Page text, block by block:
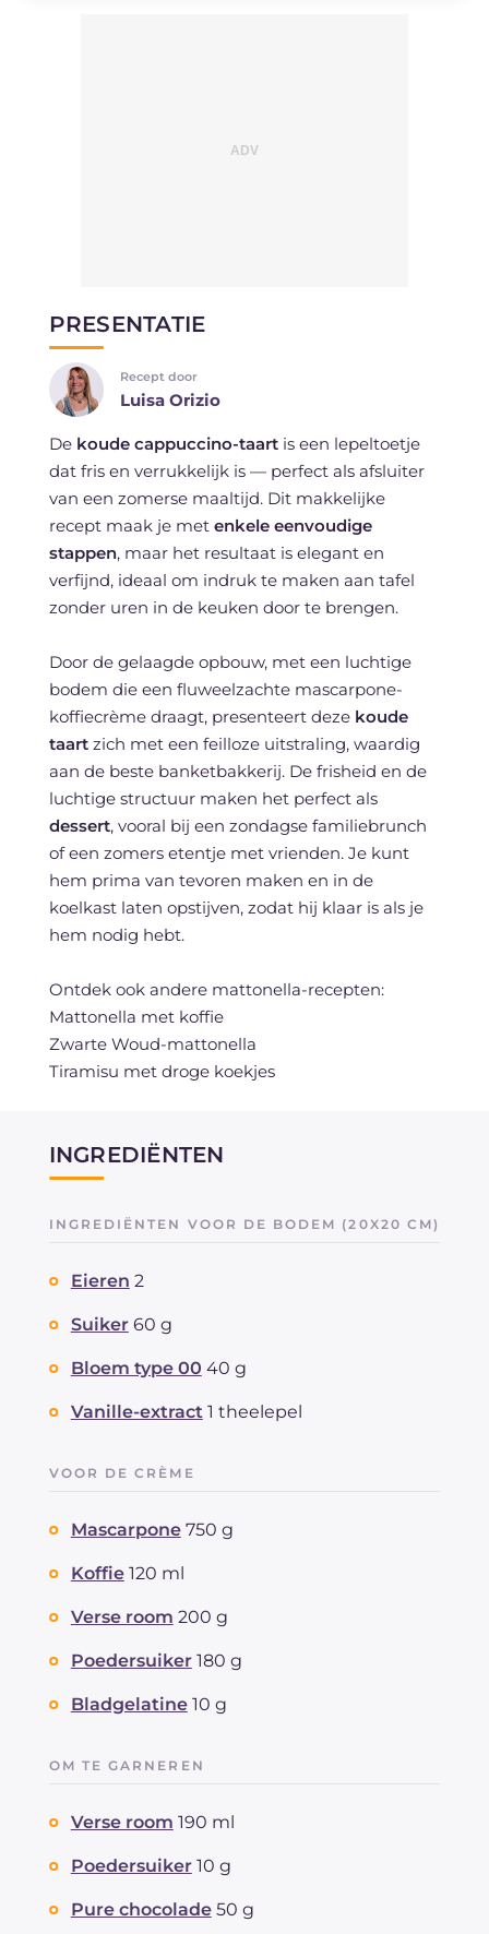
PRESENTATIE
Recept door
Luisa Orizio
De koude cappuccino-taartis een lepeltoetje
dat fris en verrukkelijk is — perfect als afsluiter
van een zomerse maaltijd. Dit makkelijke
recept maak je met enkele eenvoudige
stappen, maar het resultaat is elegant en
verfijnd, ideaal om indruk te maken aan tafel
zonder uren in de keuken door te brengen.
Door de gelaagde opbouw, met een luchtige
bodem die een fluweelzachte mascarpone-
koffiecrème draagt, presenteert deze koude
taartzich met een feilloze uitstraling, waardig
aan de beste banketbakkerij. De frisheid en de
luchtige structuur maken het perfect als
dessert, vooral bij een zondagse familiebrunch
of een zomers etentje met vrienden. Je kunt
hem prima van tevoren maken en in de
koelkast laten opstijven, zodat hij klaar is als je
hem nodig hebt.
Ontdek ook andere mattonella-recepten:
Mattonella met koffie
Zwarte Woud-mattonella
Tiramisu met droge koekjes
INGREDIËNTEN
INGREDIËNTEN VOOR DE BODEM (20X20 CM)
Eieren 2
Suiker 60 g
Bloem type 00 40 g
Vanille-extract 1 theelepel
VOOR DE CRÈME
Mascarpone 750 g
Koffie 120 ml
Verse room 200 g
Poedersuiker 180 g
Bladgelatine 10 g
OM TE GARNEREN
Verse room 190 ml
Poedersuiker 10 g
Pure chocolade 50 g